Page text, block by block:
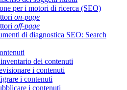
per i motori di ricerca (SEO)
on-page
off-page
di diagnostica SEO: Search
dei contenuti
i contenuti
i contenuti
i contenuti